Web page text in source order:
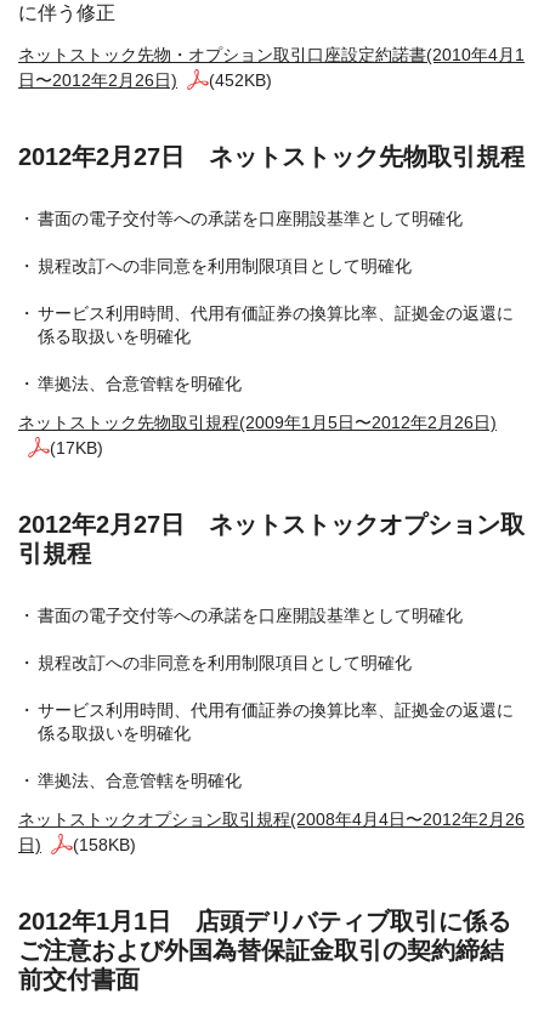
に伴う修正
ネットストック先物・オプション取引口座設定約諾書(2010年4月1
日〜2012年2月26日)
(452KB)
2012年2月27日 ネットストック先物取引規程
書面の電子交付等への承諾を口座開設基準として明確化
規程改訂への非同意を利用制限項目として明確化
サービス利用時間、代用有価証券の換算比率、証拠金の返還に
係る取扱いを明確化
準拠法、合意管轄を明確化
ネットストック先物取引規程(2009年1月5日〜2012年2月26日)
(17KB)
2012年2月27日 ネットストックオプション取
引規程
書面の電子交付等への承諾を口座開設基準として明確化
規程改訂への非同意を利用制限項目として明確化
サービス利用時間、代用有価証券の換算比率、証拠金の返還に
係る取扱いを明確化
準拠法、合意管轄を明確化
ネットストックオプション取引規程(2008年4月4日〜2012年2月26
日)
(158KB)
2012年1月1日 店頭デリバティブ取引に係る
ご注意および外国為替保証金取引の契約締結
前交付書面